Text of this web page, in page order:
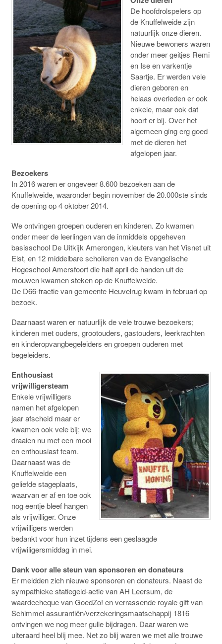
De hoofdrolspelers op
de Knuffelweide zijn
natuurlijk onze dieren.
Nieuwe bewoners waren
onder meer geitjes Remi
en Ise en varkentje
Saartje. Er werden vele
dieren geboren en
helaas overleden er ook
enkele, maar ook dat
hoort er bij. Over het
algemeen ging erg goed
met de dieren het
afgelopen jaar.
Bezoekers
In 2016 waren er ongeveer 8.600 bezoeken aan de
Knuffelweide, waaronder begin november de 20.000ste sinds
de opening op 4 oktober 2014.
We ontvingen groepen ouderen en kinderen. Zo kwamen
onder meer de leerlingen van de inmiddels opgeheven
basisschool De Uitkijk Amerongen, kleuters van het Visnet uit
Elst, en 12 middelbare scholieren van de Evangelische
Hogeschool Amersfoort die half april de handen uit de
mouwen kwamen steken op de Knuffelweide.
De D66-fractie van gemeente Heuvelrug kwam in februari op
bezoek.
Daarnaast waren er natuurlijk de vele trouwe bezoekers;
kinderen met ouders, grootouders, gastouders, leerkrachten
en kinderopvangbegeleiders en groepen ouderen met
begeleiders.
Enthousiast
vrijwilligersteam
Enkele vrijwilligers
namen het afgelopen
jaar afscheid maar er
kwamen ook vele bij; we
draaien nu met een mooi
en enthousiast team.
Daarnaast was de
Knuffelweide een
geliefde stageplaats,
waarvan er af en toe ook
nog eentje bleef hangen
als vrijwilliger. Onze
vrijwilligers werden
bedankt voor hun inzet tijdens een geslaagde
vrijwiligersmiddag in mei.
Dank voor alle steun van sponsoren en donateurs
Er meldden zich nieuwe sponsoren en donateurs. Naast de
sympathieke statiegeld-actie van AH Leersum, de
waardecheque van GoedZo! en verrassende royale gift van
Schimmel assurantiën/verzekeringsmaatschappij 1816
ontvingen we nog meer gulle bijdragen. Daar waren we
uiteraard heel blij mee. Net zo blij waren we met alle trouwe